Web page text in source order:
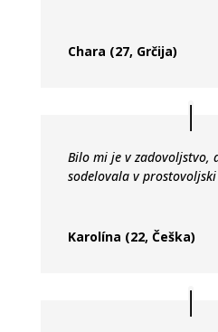
Chara (27, Grčija)
Bilo mi je v zadovoljstvo,
sodelovala v
Karolína (22, Češka)